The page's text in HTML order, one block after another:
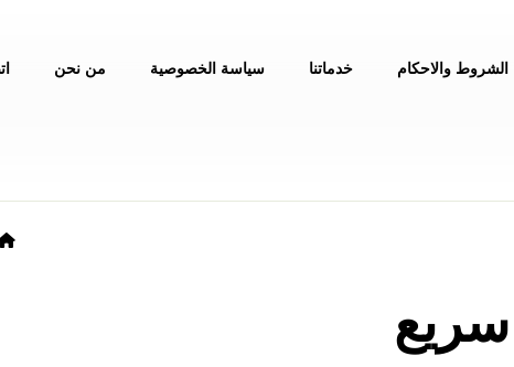
الشروط والاحكام خدماتنا سياسة الخصوصية من نحن
بيشة٠٥٤٠٠٢٦٧٤٧ سريع